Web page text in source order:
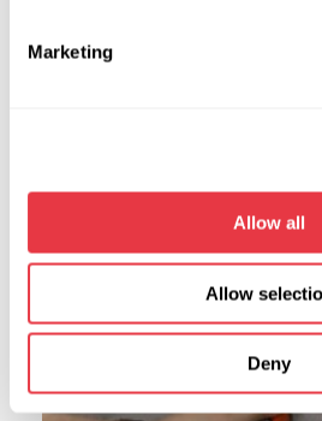
Marketing
Allow all
Allow
Deny